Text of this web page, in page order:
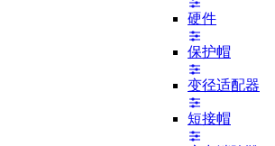
硬件
保护帽
变径适配器
短接帽